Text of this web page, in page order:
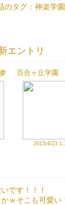
のタグ： 神楽学園
エントリ
百合ヶ丘学園
せていただき
2015/4/23
です！！！
ｗそこも可愛い